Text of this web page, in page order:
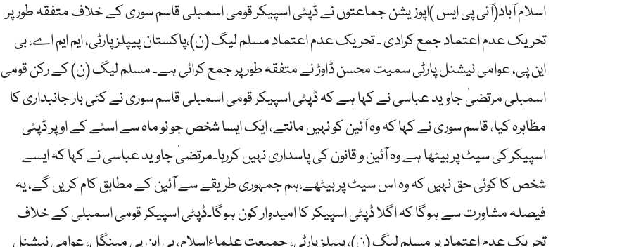
اسلام آباد(آئی پی ایس )اپوزیشن جماعتوں نے ڈپٹی اسپیکر قومی اسمبلی قاسم سوری کے خلاف متفقہ طور پر
تحریک عدم اعتماد جمع کرادی ۔ تحریک عدم اعتماد مسلم لیگ (ن)،پاکستان پیپلز پارٹی، ایم ایم اے، بی
این پی، عوامی نیشنل پارٹی سمیت محسن ڈاوڑ نے متفقہ طور پر جمع کرائی ہے۔ مسلم لیگ (ن) کے رکن قومی
اسمبلی مرتضیٰ جاوید عباسی نے کہا ہے کہ ڈپٹی اسپیکر قومی اسمبلی قاسم سوری نے کئی بار جانبداری کا
مظاہرہ کیا، قاسم سوری نے کہا کہ وہ آئین کو نہیں مانتے، ایک ایسا شخص جو نو ماہ سے اسٹے کے اوپر ڈپٹی
اسپیکر کی سیٹ پر بیٹھا ہے وہ آئین و قانون کی پاسداری نہیں کررہا۔مرتضیٰ جاوید عباسی نے کہا کہ ایسے
شخص کا کوئی حق نہیں کہ وہ اس سیٹ پر بیٹھے،ہم جمہوری طریقے سے آئین کے مطابق کام کریں گے، یہ
فیصلہ مشاورت سے ہوگا کہ اگلا ڈپٹی اسپیکر کا امیدوار کون ہوگا۔ڈپٹی اسپیکر قومی اسمبلی کے خلاف